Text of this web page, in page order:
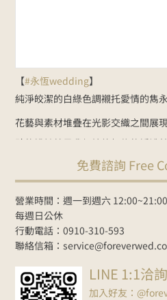
【#永恆wedding】
純淨皎潔的白綠色調襯托愛情的雋永
花藝與素材堆疊在光影交織之間展
驗的設計 就是我們始終相信的婚禮
Line諮詢 goo.gl/
紀錄 #婚禮樂團
2026-06-01
免費諮詢 Free
營業時間：週一到週六 12:00~21:00
每週日公休
行動電話：0910-310-593
聯絡信箱：
LINE 1:1洽詢
加入好友：